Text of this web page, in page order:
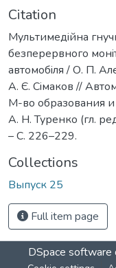
Citation
Мультимедiйна
безперервного
автомобiля / О. П.
А. Є. Сiмаков //
М-во образования
А. Н. Туренко (гл.
– С. 226–229.
Collections
Выпуск 25
Full item page
DSpace software